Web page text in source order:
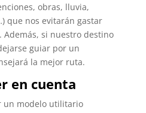
obras, lluvia,
que nos evitarán gastar
Además, si nuestro destino
guiar por un
la mejor ruta.
en cuenta
un modelo utilitario